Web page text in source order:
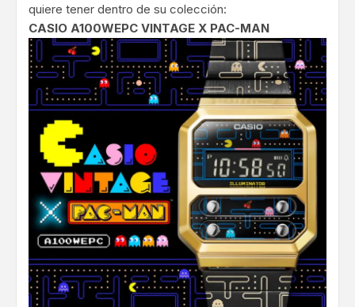
quiere tener dentro de su colección:
CASIO A100WEPC VINTAGE X PAC-MAN